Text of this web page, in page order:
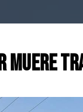
muere